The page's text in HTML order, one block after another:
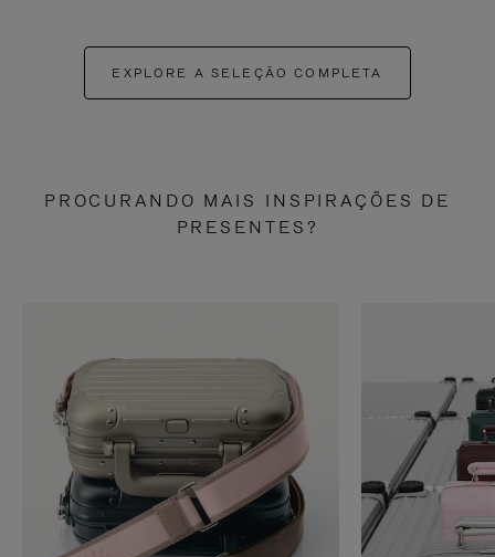
EXPLORE A SELEÇÃO COMPLETA
PROCURANDO MAIS INSPIRAÇÕES DE
PRESENTES?